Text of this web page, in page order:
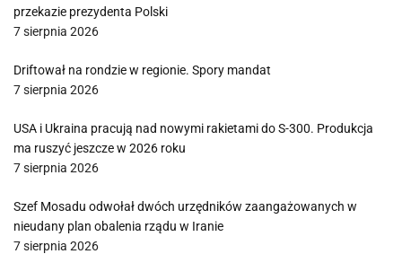
przekazie prezydenta Polski
7 sierpnia 2026
Driftował na rondzie w regionie. Spory mandat
7 sierpnia 2026
USA i Ukraina pracują nad nowymi rakietami do S-300. Produkcja
ma ruszyć jeszcze w 2026 roku
7 sierpnia 2026
Szef Mosadu odwołał dwóch urzędników zaangażowanych w
nieudany plan obalenia rządu w Iranie
7 sierpnia 2026